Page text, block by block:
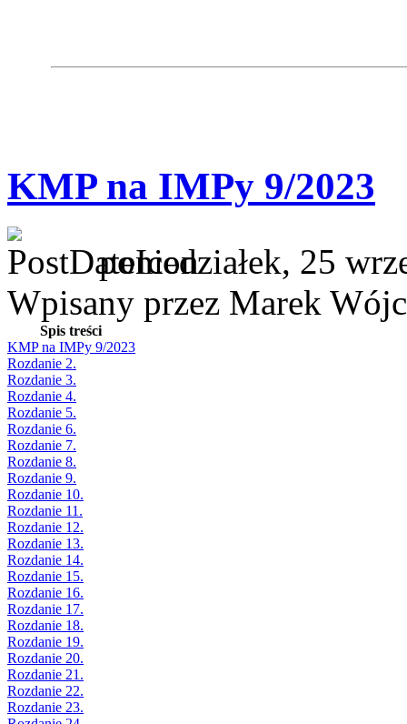
KMP na IMPy 9/2023
poniedziałek, 25
Wpisany przez Marek
Spis treści
KMP na IMPy 9/2023
Rozdanie 2.
Rozdanie 3.
Rozdanie 4.
Rozdanie 5.
Rozdanie 6.
Rozdanie 7.
Rozdanie 8.
Rozdanie 9.
Rozdanie 10.
Rozdanie 11.
Rozdanie 12.
Rozdanie 13.
Rozdanie 14.
Rozdanie 15.
Rozdanie 16.
Rozdanie 17.
Rozdanie 18.
Rozdanie 19.
Rozdanie 20.
Rozdanie 21.
Rozdanie 22.
Rozdanie 23.